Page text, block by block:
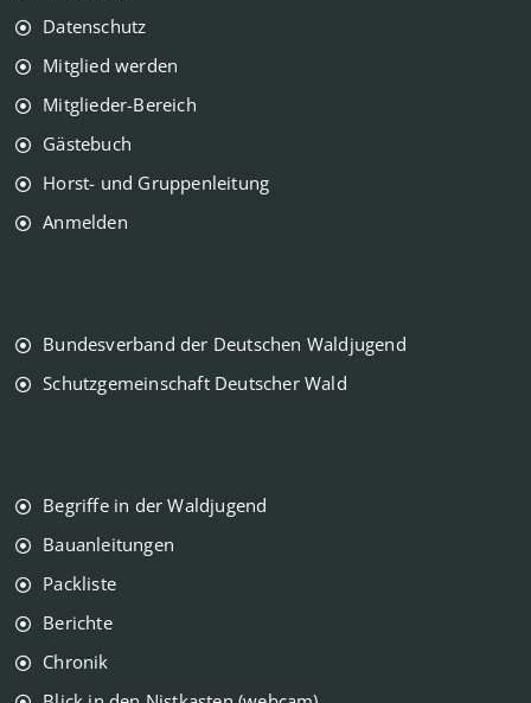
Datenschutz
Mitglied werden
Mitglieder-Bereich
Gästebuch
Horst- und Gruppenleitung
Anmelden
Bundesverband der Deutschen Waldjugend
Schutzgemeinschaft Deutscher Wald
Begriffe in der Waldjugend
Bauanleitungen
Packliste
Berichte
Chronik